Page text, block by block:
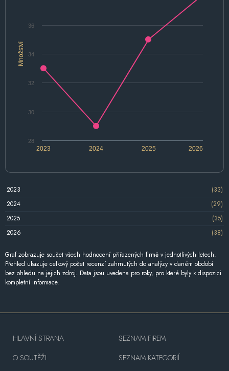
Množství
2024 2026
2023 2025
28
30
32
34
36
2023
(33)
2024
(29)
2025
(35)
2026
(38)
Graf zobrazuje součet všech hodnocení přiřazených firmě v jednotlivých letech.
Přehled ukazuje celkový počet recenzí zahrnutých do analýzy v daném období
bez ohledu na jejich zdroj. Data jsou uvedena pro roky, pro které byly k dispozici
kompletní informace.
HLAVNÍ STRANA
O SOUTĚŽI
SEZNAM FIREM
SEZNAM KATEGORIÍ